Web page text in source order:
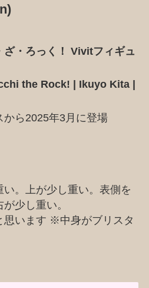
ざ・ろっく！ Vivitフィギュ
the Rock! | Ikuyo Kita |
から2025年3月に登場
。上が少し重い。表側を
少し重い。
います ※中身がブリスタ